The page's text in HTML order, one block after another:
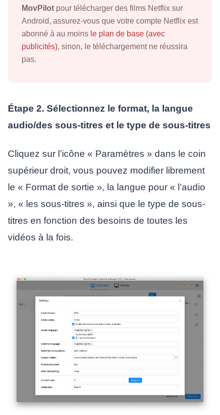
MovPilot pour télécharger des films Netflix sur
Android, assurez-vous que votre compte Netflix est
abonné à au moins le plan de base (avec
publicités), sinon, le téléchargement ne réussira
pas.
Étape 2. Sélectionnez le format, la langue
audio/des sous-titres et le type de sous-titres
Cliquez sur l’icône « Paramètres » dans le coin
supérieur droit, vous pouvez modifier librement
le « Format de sortie », la langue pour « l’audio
», « les sous-titres », ainsi que le type de sous-
titres en fonction des besoins de toutes les
vidéos à la fois.